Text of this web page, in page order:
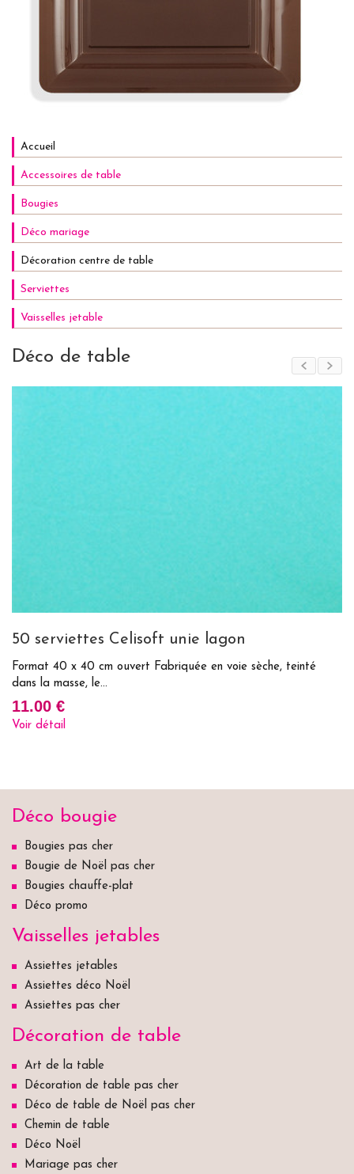
Accueil
Accessoires de table
Bougies
Déco mariage
Décoration centre de table
Serviettes
Vaisselles jetable
Déco de table
50 serviettes Celisoft unie lagon
Format 40 x 40 cm ouvert Fabriquée en voie sèche, teinté
dans la masse, le...
11.00 €
Voir détail
Déco bougie
Bougies pas cher
Bougie de Noël pas cher
Bougies chauffe-plat
Déco promo
Vaisselles jetables
Assiettes jetables
Assiettes déco Noël
Assiettes pas cher
Décoration de table
Art de la table
Décoration de table pas cher
Déco de table de Noël pas cher
Chemin de table
Déco Noël
Mariage pas cher